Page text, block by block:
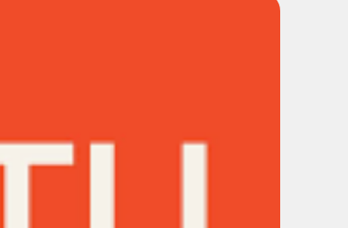
Jõuluootuskontsert